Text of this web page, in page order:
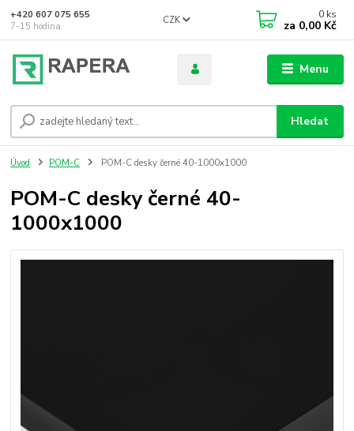
Menu
CZK
Hledat
+420 607 075 655
7-15 hodina
0 ks
za 0,00 Kč
Úvod POM-C POM-C desky černé 40-1000x1000
POM-C desky černé 40-
1000x1000